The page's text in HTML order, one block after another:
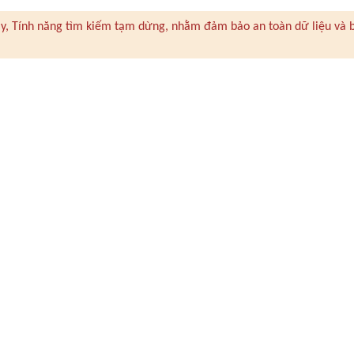
Tính năng tìm kiếm tạm dừng, nhằm đảm bảo an toàn dữ liệu và